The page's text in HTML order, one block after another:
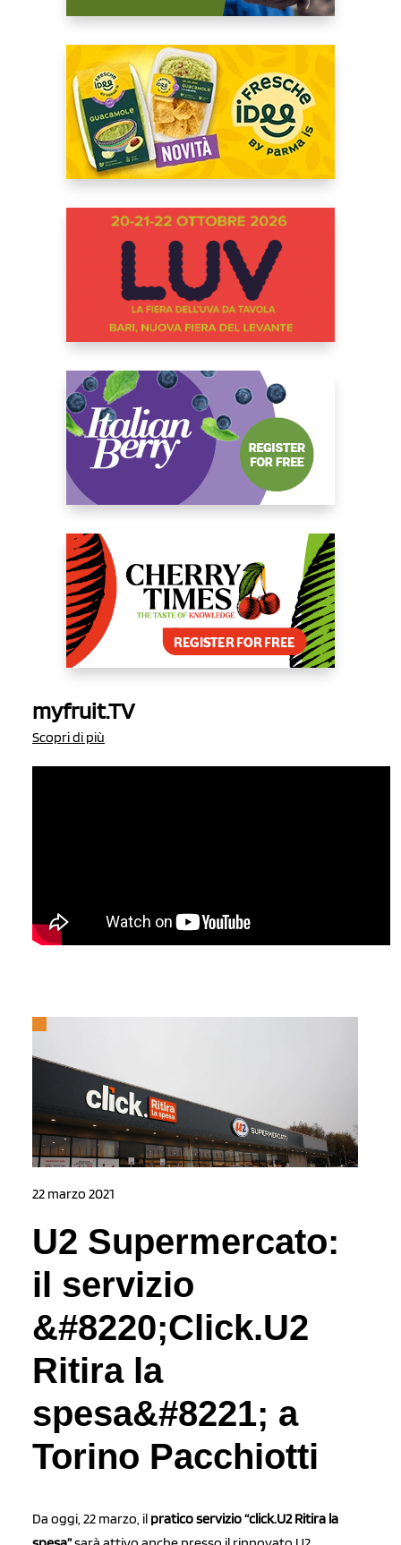
myfruit.TV
Scopri di più
22 marzo 2021
U2 Supermercato:
il servizio
&#8220;Click.U2
Ritira la
spesa&#8221; a
Torino Pacchiotti
Da oggi, 22 marzo, il pratico servizio “click.U2 Ritira la